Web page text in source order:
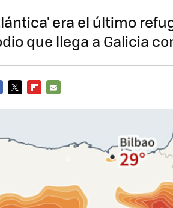
era el último
que llega a Galicia